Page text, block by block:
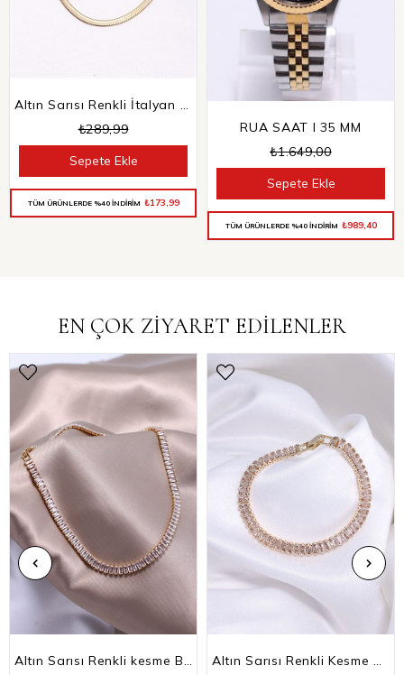
Altın Sarısı Renkli İtalyan Zincir Halhal
₺289,99
Sepete Ekle
TÜM ÜRÜNLERDE %40 İNDİRİM ₺173,99
RUA SAAT I 35 MM
₺1.649,00
Sepete Ekle
TÜM ÜRÜNLERDE %40 İNDİRİM ₺989,40
EN ÇOK ZİYARET EDİLENLER
Altın Sarısı Renkli kesme Baget Taşlı Su Yolu Choker Kolye
Altın Sarısı Renkli Kesme Baget Taşlı Su Yolu Bileklik